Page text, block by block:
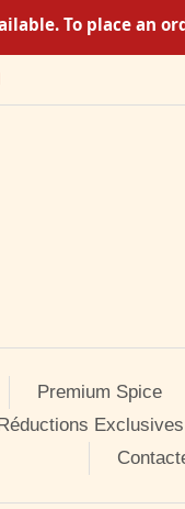
To place an
Premium Spice